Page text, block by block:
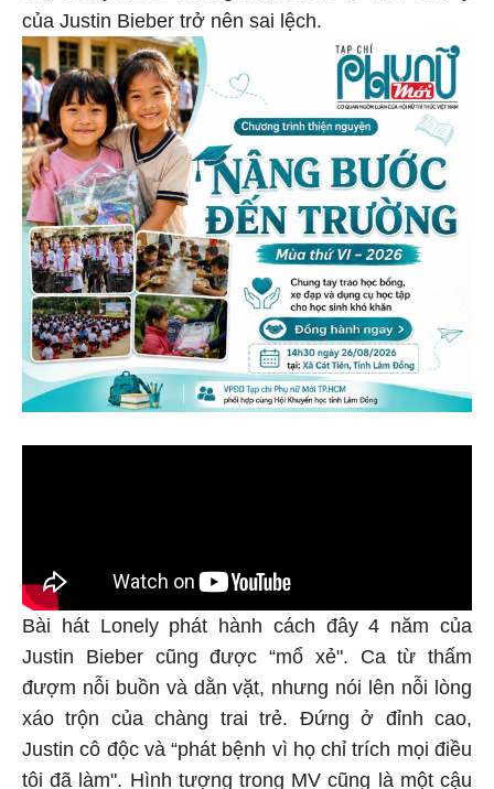
của Justin Bieber trở nên sai lệch.
Bài hát Lonely phát hành cách đây 4 năm của
Justin Bieber cũng được “mổ xẻ". Ca từ thấm
đượm nỗi buồn và dằn vặt, nhưng nói lên nỗi lòng
xáo trộn của chàng trai trẻ. Đứng ở đỉnh cao,
Justin cô độc và “phát bệnh vì họ chỉ trích mọi điều
tôi đã làm". Hình tượng trong MV cũng là một cậu